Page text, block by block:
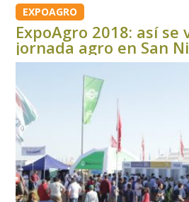
EXPOAGRO
ExpoAgro 2018: así
jornada agro en San